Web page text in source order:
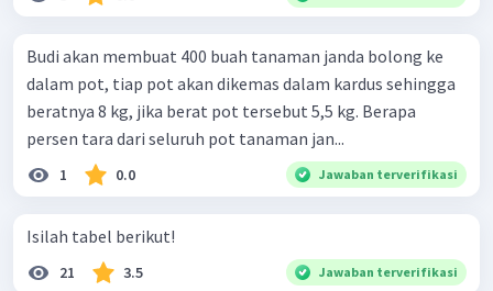
Budi akan membuat 400 buah tanaman janda bolong ke
dalam pot, tiap pot akan dikemas dalam kardus sehingga
beratnya 8 kg, jika berat pot tersebut 5,5 kg. Berapa
persen tara dari seluruh pot tanaman jan...
1 0.0 Jawaban terverifikasi
Isilah tabel berikut!
21 3.5 Jawaban terverifikasi